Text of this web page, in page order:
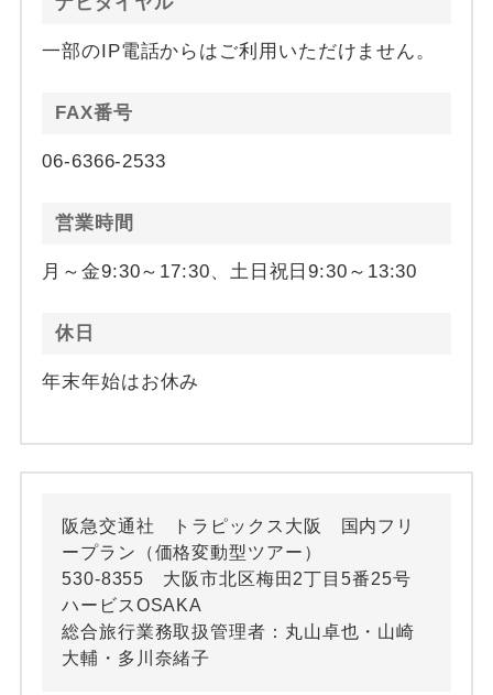
一部のIP電話からはご利用いただけません。
FAX番号
06-6366-2533
営業時間
月～金9:30～17:30、土日祝日9:30～13:30
休日
年末年始はお休み
阪急交通社 トラピックス大阪 国内フリ
ープラン（価格変動型ツアー）
530-8355 大阪市北区梅田2丁目5番25号
ハービスOSAKA
総合旅行業務取扱管理者：丸山卓也・山崎
大輔・多川奈緒子